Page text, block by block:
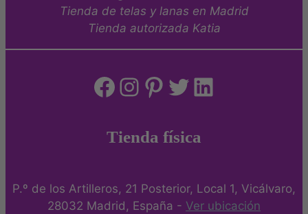
Tienda de telas y lanas en Madrid
Tienda autorizada Katia
Facebook
Instagram
Pinterest
Twitter
LinkedIn
Tienda física
P.º de los Artilleros, 21 Posterior, Local 1, Vicálvaro,
28032 Madrid, España - Ver ubicación